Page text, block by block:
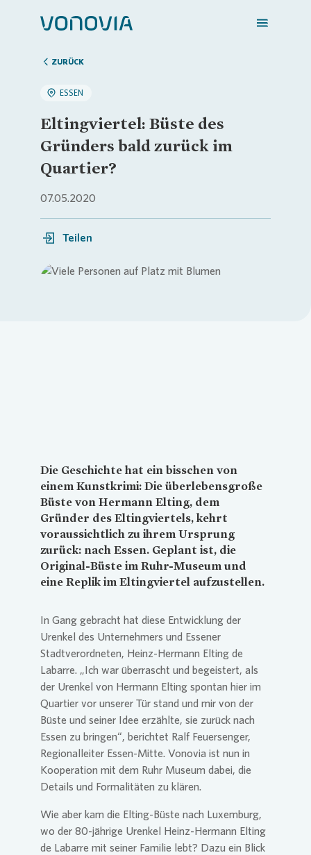
Zuhause finden
Mein Zuhause
Meine Stadt
ZURÜCK
ESSEN
Eltingviertel: Büste des
Gründers bald zurück im
Quartier?
07.05.2020
Teilen
Die Geschichte hat ein bisschen von
einem Kunstkrimi: Die überlebensgroße
Büste von Hermann Elting, dem
Gründer des Eltingviertels, kehrt
voraussichtlich zu ihrem Ursprung
zurück: nach Essen. Geplant ist, die
Original-Büste im Ruhr-Museum und
eine Replik im Eltingviertel aufzustellen.
In Gang gebracht hat diese Entwicklung der
Urenkel des Unternehmers und Essener
Stadtverordneten, Heinz-Hermann Elting de
Labarre. „Ich war überrascht und begeistert, als
der Urenkel von Hermann Elting spontan hier im
Quartier vor unserer Tür stand und mir von der
Büste und seiner Idee erzählte, sie zurück nach
Essen zu bringen“, berichtet Ralf Feuersenger,
Regionalleiter Essen-Mitte. Vonovia ist nun in
Kooperation mit dem Ruhr Museum dabei, die
Details und Formalitäten zu klären.
Wie aber kam die Elting-Büste nach Luxemburg,
wo der 80-jährige Urenkel Heinz-Hermann Elting
de Labarre mit seiner Familie lebt? Dazu ein Blick